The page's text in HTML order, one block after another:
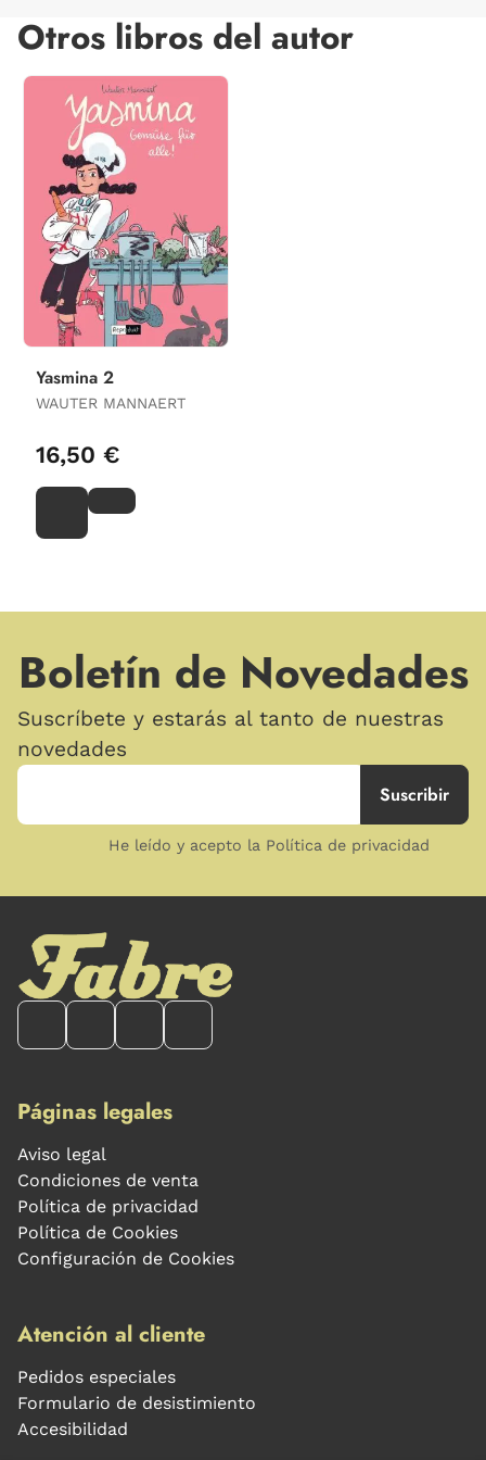
Otros libros del autor
Yasmina 2
WAUTER MANNAERT
16,50 €
Boletín de Novedades
Suscríbete y estarás al tanto de nuestras
novedades
He leído y acepto la Política de privacidad
Páginas legales
Aviso legal
Condiciones de venta
Política de privacidad
Política de Cookies
Configuración de Cookies
Atención al cliente
Pedidos especiales
Formulario de desistimiento
Accesibilidad